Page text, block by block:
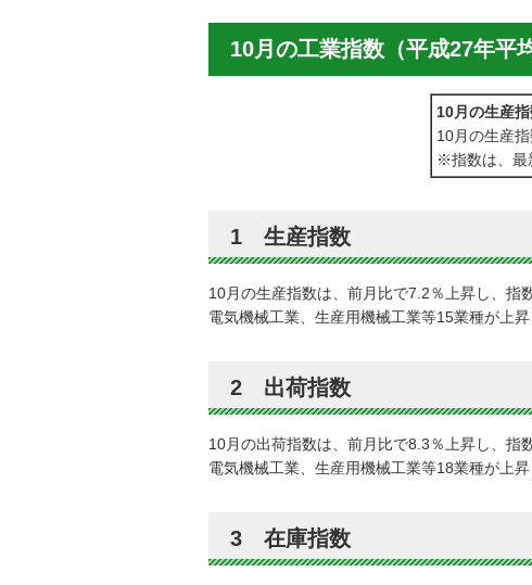
10月の工業指数（平成27年平
10月の生産
10月の生産
※指数は、最
1 生産指数
10月の生産指数は、前月比で7.2％上昇し、指
電気機械工業、生産用機械工業等15業種が上
2 出荷指数
10月の出荷指数は、前月比で8.3％上昇し、指
電気機械工業、生産用機械工業等18業種が上
3 在庫指数